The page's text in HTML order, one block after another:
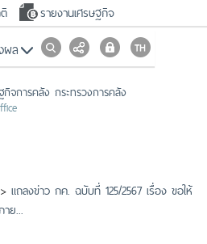
รายงานเศรษฐกิจ
ผล
กิจการคลัง กระทรวงการคลัง
> แถลงข่าว กค. ฉบับที่ 125/2567 เรื่อง ขอให้
ย...